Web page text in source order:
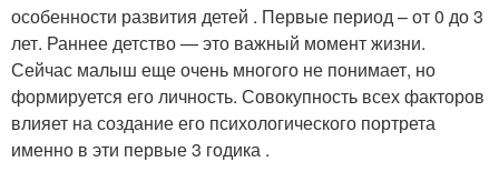
особенности развития детей . Первые период – от 0 до 3
лет. Раннее детство — это важный момент жизни.
Сейчас малыш еще очень многого не понимает, но
формируется его личность. Совокупность всех факторов
влияет на создание его психологического портрета
именно в эти первые 3 годика .